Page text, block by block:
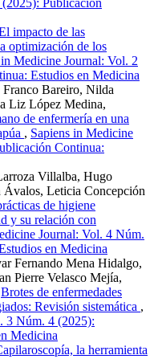
Publicación
impacto de las
optimización de los
in Medicine Journal: Vol. 2
Estudios en Medicina
Bareiro, Nilda
Liz López Medina,
de enfermería en una
, Sapiens in Medicine
Continua:
Villalba, Hugo
Ávalos, Leticia Concepción
de higiene
y su relación con
Journal: Vol. 4 Núm.
en Medicina
Fernando Mena Hidalgo,
Pierre Velasco Mejía,
Brotes de enfermedades
Revisión sistemática ,
3 Núm. 4 (2025):
Medicina
la herramienta